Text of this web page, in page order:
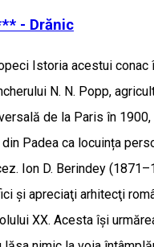
- Drănic
Istoria acestui conac
N. N. Popp,
de la Paris în 1900,
Padea ca locuința
Ion D. Berindey
şi apreciaţi arhitecţi
XX. Acesta îşi